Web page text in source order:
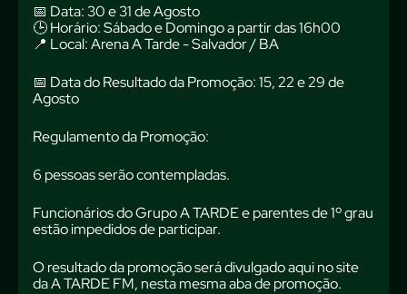
📅 Data: 30 e 31 de Agosto
🕒 Horário: Sábado e Domingo a partir das 16h00
📍 Local: Arena A Tarde - Salvador / BA
📅 Data do Resultado da Promoção: 15, 22 e 29 de
Agosto
Regulamento da Promoção:
6 pessoas serão contempladas.
Funcionários do Grupo A TARDE e parentes de 1º grau
estão impedidos de participar.
O resultado da promoção será divulgado aqui no site
da A TARDE FM, nesta mesma aba de promoção.